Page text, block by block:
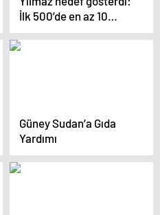
İlk 500’de en az 10
üniversite
Güney Sudan’a Gıda
Yardımı